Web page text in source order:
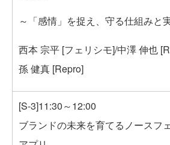
～「感情」を捉え、守る仕組みと
西本 宗平 [フェリシモ]/中澤 伸也
孫 健真 [Repro]
[S-3]11:30～12:00
ブランドの未来を育てるノースフ